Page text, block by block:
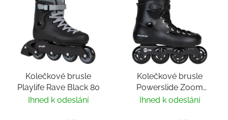
Kolečkové brusle
Playlife Rave Black 80
Ihned k odeslání
Kolečkové brusle
Powerslide Zoom
Black 80
Ihned k odeslání